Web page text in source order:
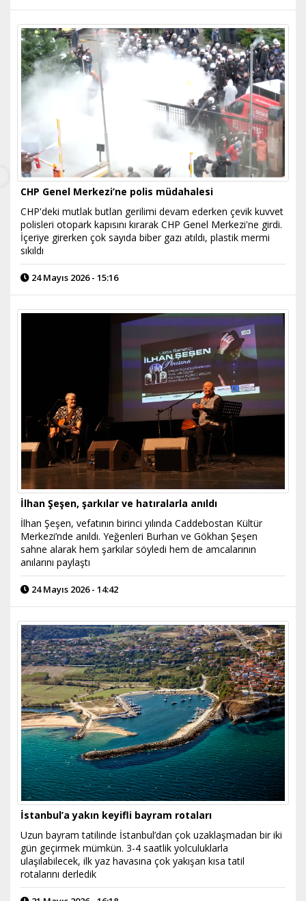
CHP Genel Merkezi’ne polis müdahalesi
CHP'deki mutlak butlan gerilimi devam ederken çevik kuvvet
polisleri otopark kapısını kırarak CHP Genel Merkezi'ne girdi.
İçeriye girerken çok sayıda biber gazı atıldı, plastik mermi
sıkıldı
24 Mayıs 2026 - 15:16
İlhan Şeşen, şarkılar ve hatıralarla anıldı
İlhan Şeşen, vefatının birinci yılında Caddebostan Kültür
Merkezi’nde anıldı. Yeğenleri Burhan ve Gökhan Şeşen
sahne alarak hem şarkılar söyledi hem de amcalarının
anılarını paylaştı
24 Mayıs 2026 - 14:42
İstanbul’a yakın keyifli bayram rotaları
Uzun bayram tatilinde İstanbul’dan çok uzaklaşmadan bir iki
gün geçirmek mümkün. 3-4 saatlik yolculuklarla
ulaşılabilecek, ilk yaz havasına çok yakışan kısa tatil
rotalarını derledik